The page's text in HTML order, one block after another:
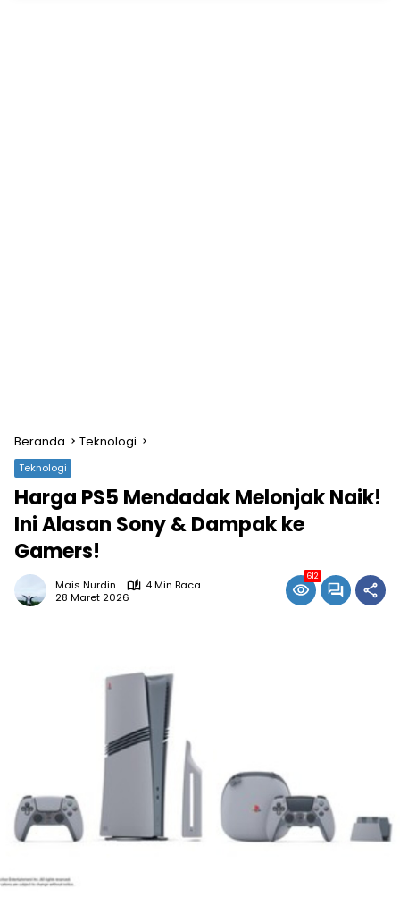
Beranda Teknologi
Teknologi
Harga PS5 Mendadak Melonjak Naik!
Ini Alasan Sony & Dampak ke
Gamers!
Mais Nurdin
4 Min Baca
28 Maret 2026
612